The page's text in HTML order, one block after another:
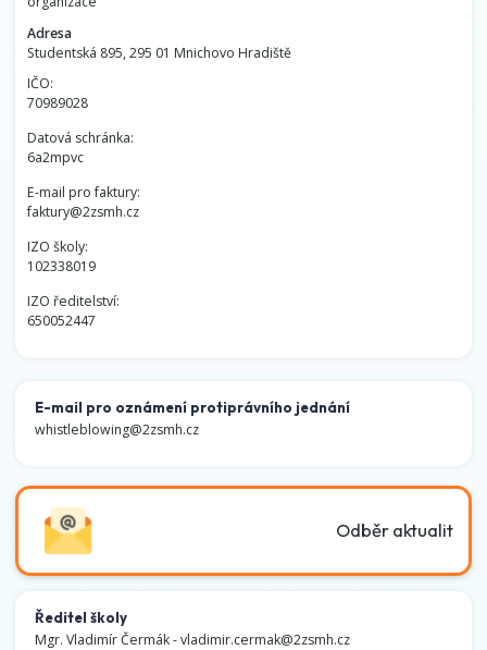
Adresa
Studentská 895, 295 01 Mnichovo Hradiště
IČO:
70989028
Datová schránka:
6a2mpvc
E-mail pro faktury:
faktury@2zsmh.cz
IZO školy:
102338019
IZO ředitelství:
650052447
E-mail pro oznámení protiprávního jednání
whistleblowing@2zsmh.cz
Odběr aktualit
Ředitel školy
Mgr. Vladimír Čermák -vladimir.cermak@2zsmh.cz